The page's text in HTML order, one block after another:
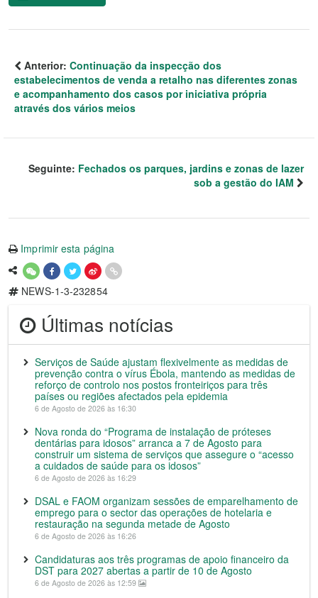
Anterior: Continuação da inspecção dos
estabelecimentos de venda a retalho nas diferentes zonas
e acompanhamento dos casos por iniciativa própria
através dos vários meios
Seguinte: Fechados os parques, jardins e zonas de lazer
sob a gestão do IAM
Imprimir esta página
NEWS-1-3-232854
Últimas notícias
Serviços de Saúde ajustam flexivelmente as medidas de
prevenção contra o vírus Ébola, mantendo as medidas de
reforço de controlo nos postos fronteiriços para três
países ou regiões afectados pela epidemia
6 de Agosto de 2026 às 16:30
Nova ronda do “Programa de instalação de próteses
dentárias para idosos” arranca a 7 de Agosto para
construir um sistema de serviços que assegure o “acesso
a cuidados de saúde para os idosos”
6 de Agosto de 2026 às 16:29
DSAL e FAOM organizam sessões de emparelhamento de
emprego para o sector das operações de hotelaria e
restauração na segunda metade de Agosto
6 de Agosto de 2026 às 16:26
Candidaturas aos três programas de apoio financeiro da
DST para 2027 abertas a partir de 10 de Agosto
6 de Agosto de 2026 às 12:59